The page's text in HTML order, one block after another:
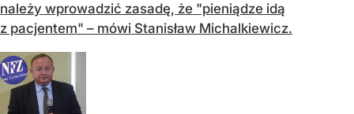
należy wprowadzić zasadę, że "pieniądze idą
z pacjentem" – mówi Stanisław Michalkiewicz.